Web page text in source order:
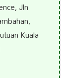
Jln
Kuala